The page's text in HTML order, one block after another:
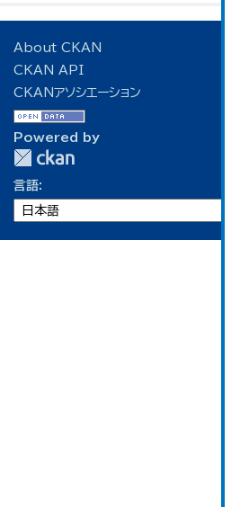
About CKAN
CKAN API
CKANアソシエーション
Powered by
言語